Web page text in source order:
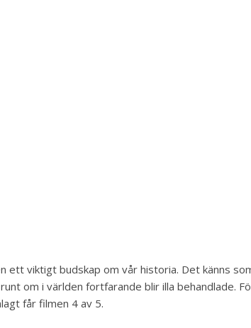
viktigt budskap om vår historia. Det känns
om i världen fortfarande blir illa behandlade.
får filmen 4 av 5.